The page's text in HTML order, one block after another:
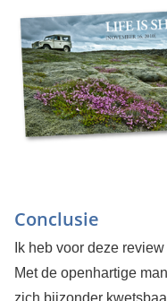
Conclusie
Ik heb voor deze
Met de openhartige
zich bijzonder